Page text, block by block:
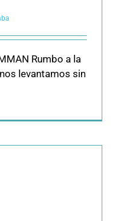
Rumbo a la
levantamos sin